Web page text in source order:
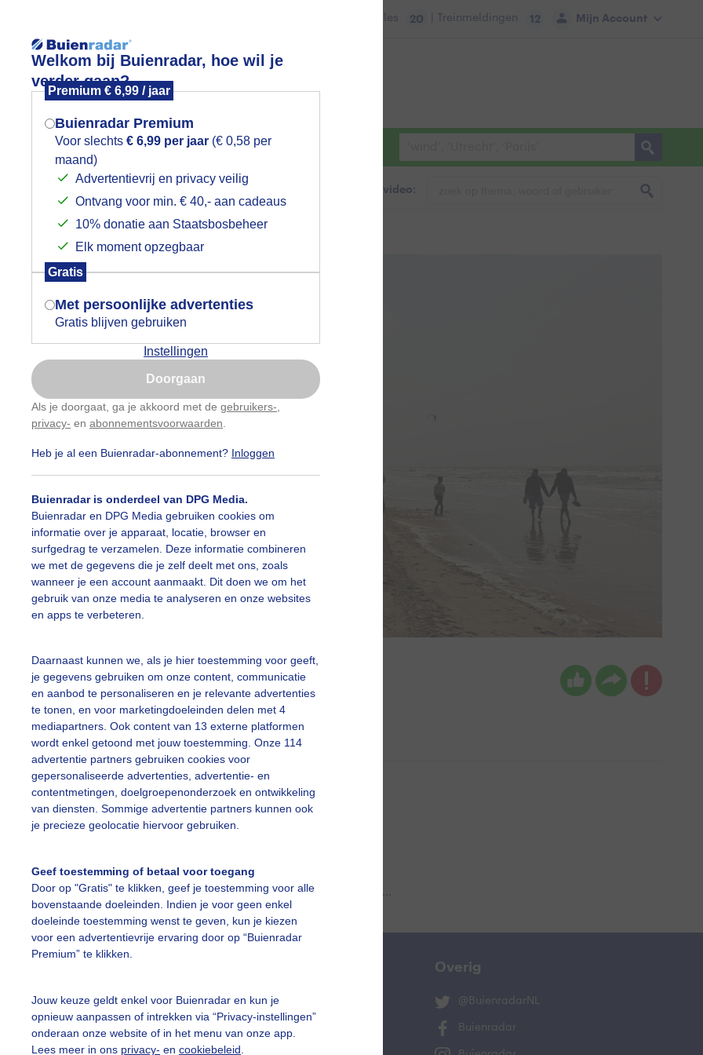
Welkom bij Buienradar, hoe wil je
verder gaan?
Premium € 6,99 / jaar
Buienradar Premium
Voor slechts € 6,99 per jaar (€ 0,58 per
maand)
Advertentievrij en privacy veilig
Ontvang voor min. € 40,- aan cadeaus
10% donatie aan Staatsbosbeheer
Elk moment opzegbaar
Gratis
Met persoonlijke advertenties
Gratis blijven gebruiken
Instellingen
Doorgaan
Als je doorgaat, ga je akkoord met de gebruikers-
privacy- en abonnementsvoorwaarden
Heb je al een Buienradar-abonnement? Inloggen
Buienradar is onderdeel van DPG Media.
Buienradar en DPG Media gebruiken cookies om
informatie over je apparaat, locatie, browser en
surfgedrag te verzamelen. Deze informatie combineren
we met de gegevens die je zelf deelt met ons, zoals
wanneer je een account aanmaakt. Dit doen we om het
gebruik van onze media te analyseren en onze websites
en apps te verbeteren.
Daarnaast kunnen we, als je hier toestemming voor geeft,
je gegevens gebruiken om onze content, communicatie
en aanbod te personaliseren en je relevante advertenties
te tonen, en voor marketingdoeleinden delen met 4
mediapartners. Ook content van 13 externe platformen
wordt enkel getoond met jouw toestemming. Onze 114
advertentie partners gebruiken cookies voor
gepersonaliseerde advertenties, advertentie- en
contentmetingen, doelgroepenonderzoek en ontwikkeling
van diensten. Sommige advertentie partners kunnen ook
je precieze geolocatie hiervoor gebruiken.
Geef toestemming of betaal voor toegang
Door op "Gratis" te klikken, geef je toestemming voor alle
bovenstaande doeleinden. Indien je voor geen enkel
doeleinde toestemming wenst te geven, kun je kiezen
voor een advertentievrije ervaring door op “Buienradar
Premium” te klikken.
Jouw keuze geldt enkel voor Buienradar en kun je
opnieuw aanpassen of intrekken via “Privacy-instellingen”
onderaan onze website of in het menu van onze app.
Lees meer in ons privacy- en cookiebeleid
Mijn Account
Files 20 | Treinmeldingen 12
Foto en video Weerzine
Zoeken in foto & video:
op het strand van Zandvoort
Yvonne Raphael Gemaakt: 09-06-2025, 71x bekeken
#strand #zee
slideshow
Een moment geduld aub...
vragen
De Bilt
Overig
@BuienradarNL
Buienradar
Mogen we je locatie gebruiken voor
het weer?
Indien je hier nog geen akkoord op hebt
gegeven, verschijnt er zo een pop-up uit
je browser waarin deze toestemming
gevraagd wordt.
Is goed, toon de popup
Nu niet, misschien later
Gebruik je Safari en wil je niet elke dag deze pop-up
Klikhierom dit aan te passen